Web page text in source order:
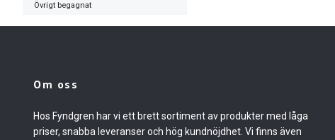
Övrigt begagnat
Om oss
Hos Fyndgren har vi ett brett sortiment av produkter med låga
priser, snabba leveranser och hög kundnöjdhet. Vi finns även